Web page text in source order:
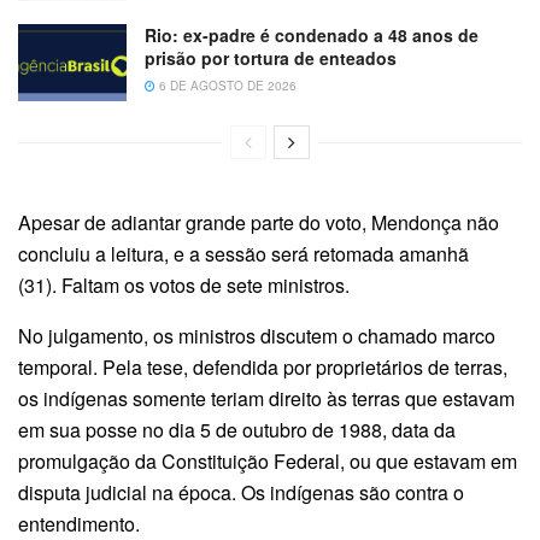
Rio: ex-padre é condenado a 48 anos de
prisão por tortura de enteados
6 DE AGOSTO DE 2026
Apesar de adiantar grande parte do voto, Mendonça não
concluiu a leitura, e a sessão será retomada amanhã
(31). Faltam os votos de sete ministros.
No julgamento, os ministros discutem o chamado marco
temporal. Pela tese, defendida por proprietários de terras,
os indígenas somente teriam direito às terras que estavam
em sua posse no dia 5 de outubro de 1988, data da
promulgação da Constituição Federal, ou que estavam em
disputa judicial na época. Os indígenas são contra o
entendimento.